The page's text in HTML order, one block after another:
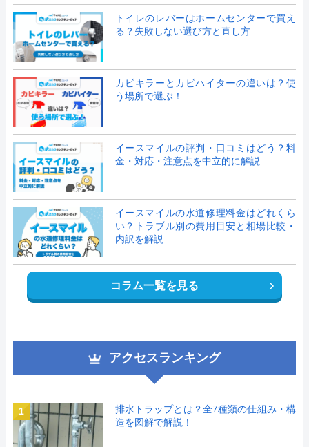
トイレのレバーはホームセンターで買え
る？失敗しない選び方と直し方
カビキラーとカビハイターの違いは？使
う場所で選ぶ！
イースマイルの評判・口コミはどう？料
金・対応・注意点を中立的に解説
イースマイルの水道修理料金はどれくら
い？トラブル別の費用目安と相場比較・
内訳を解説
コラム一覧を見る
アクセスランキング
1
排水トラップとは？全7種類の仕組み・構
造を図解で解説！